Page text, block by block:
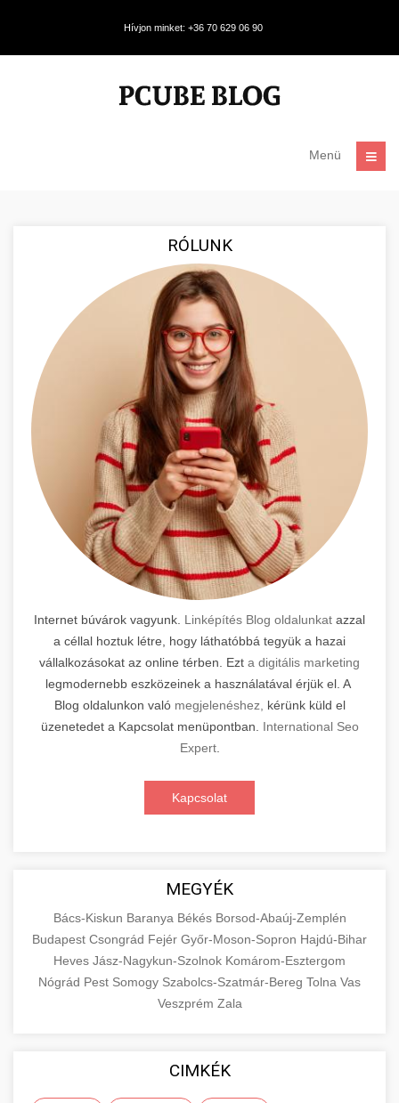
Hívjon minket: +36 70 629 06 90
Menü
RÓLUNK
Internet búvárok vagyunk. Linképítés Blog oldalunkat azzal
a céllal hoztuk létre, hogy láthatóbbá tegyük a hazai
vállalkozásokat az online térben. Ezt a digitális marketing
legmodernebb eszközeinek a használatával érjük el. A
Blog oldalunkon való megjelenéshez,
kérünk küld el
üzenetedet a Kapcsolat menüpontban. International Seo
Expert.
Kapcsolat
MEGYÉK
Bács-Kiskun Baranya Békés Borsod-Abaúj-Zemplén
Budapest Csongrád Fejér Győr-Moson-Sopron Hajdú-Bihar
Heves Jász-Nagykun-Szolnok Komárom-Esztergom
Nógrád Pest Somogy Szabolcs-Szatmár-Bereg Tolna Vas
Veszprém Zala
CIMKÉK